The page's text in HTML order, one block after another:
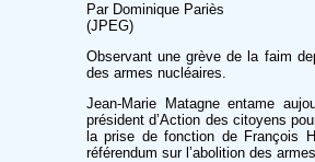
Par Dominique Pariès
(JPEG)
Observant une grève de la faim
des armes nucléaires.
Jean-Marie Matagne entame
président d’Action des citoyens
la prise de fonction de François
référendum sur l’abolition des